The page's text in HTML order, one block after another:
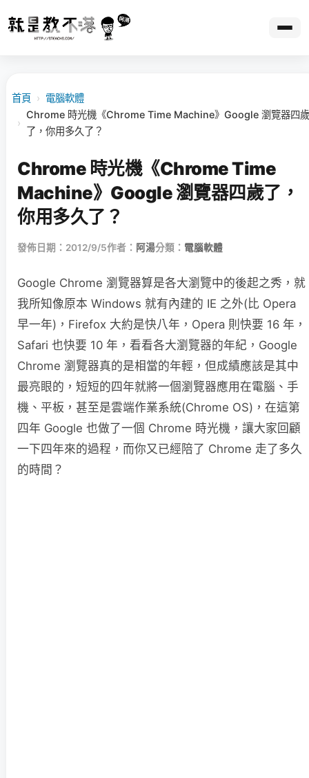
首頁 › 電腦軟體
›
Chrome 時光機《Chrome Time Machine》Google 瀏覽器四歲
了，你用多久了？
Chrome 時光機《Chrome Time
Machine》Google 瀏覽器四歲了，
你用多久了？
發佈日期：2012/9/5作者： 阿湯分類： 電腦軟體
Google Chrome 瀏覽器算是各大瀏覽中的後起之秀，就
我所知像原本 Windows 就有內建的 IE 之外(比 Opera
早一年)，Firefox 大約是快八年，Opera 則快要 16 年，
Safari 也快要 10 年，看看各大瀏覽器的年紀，Google
Chrome 瀏覽器真的是相當的年輕，但成績應該是其中
最亮眼的，短短的四年就將一個瀏覽器應用在電腦、手
機、平板，甚至是雲端作業系統(Chrome OS)，在這第
四年 Google 也做了一個 Chrome 時光機，讓大家回顧
一下四年來的過程，而你又已經陪了 Chrome 走了多久
的時間？